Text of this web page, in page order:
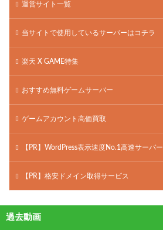
運営サイト一覧
当サイトで使用しているサーバーはコチラ
楽天 X GAME特集
おすすめ無料ゲームサーバー
ゲームアカウント高価買取
【PR】WordPress表示速度No.1高速サーバー
【PR】格安ドメイン取得サービス
過去動画